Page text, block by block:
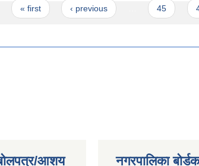
« first ‹ previous
आशय
नगरपालिका